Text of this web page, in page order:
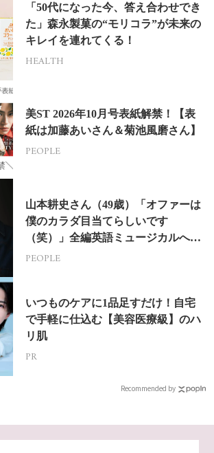
「50代になった今、答え合わせでき
た」森永製菓の“モリコラ”が未来の
キレイを連れてくる！
HEALTH
美ST 2026年10月号表紙解禁！【表
紙は加藤あいさん＆菊池風磨さん】
PEOPLE
山本耕史さん（49歳）「オファーは
僕のカラダ目当てらしいです
（笑）」全編英語ミュージカルへの
挑戦
PEOPLE
いつものケアに1品足すだけ！自宅
で手軽に仕込む【美容医療級】のハ
リ肌
PR
Recommended by